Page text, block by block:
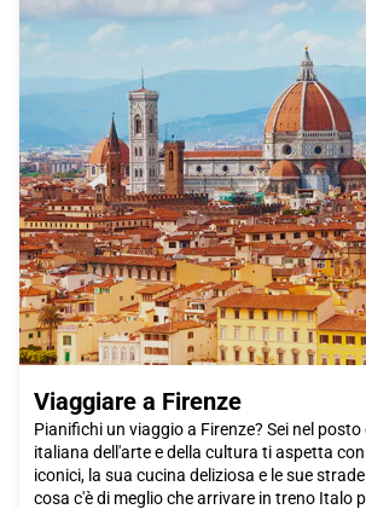
Viaggiare a Firenze
Pianifichi un viaggio a Firenze? Sei nel
italiana dell'arte e della cultura ti aspetta
iconici, la sua cucina deliziosa e le sue
cosa c'è di meglio che arrivare in treno Italo